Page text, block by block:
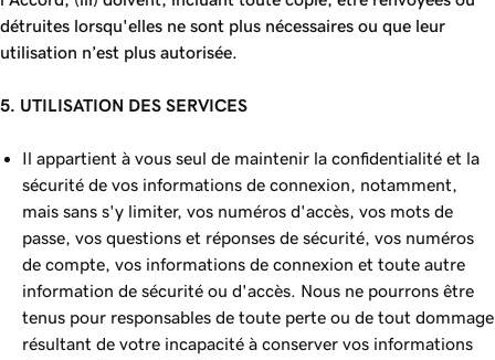
détruites lorsqu'elles ne sont plus nécessaires ou que leur
utilisation n’est plus autorisée.
5. UTILISATION DES SERVICES
Il appartient à vous seul de maintenir la confidentialité et la
sécurité de vos informations de connexion, notamment,
mais sans s'y limiter, vos numéros d'accès, vos mots de
passe, vos questions et réponses de sécurité, vos numéros
de compte, vos informations de connexion et toute autre
information de sécurité ou d'accès. Nous ne pourrons être
tenus pour responsables de toute perte ou de tout dommage
résultant de votre incapacité à conserver vos informations